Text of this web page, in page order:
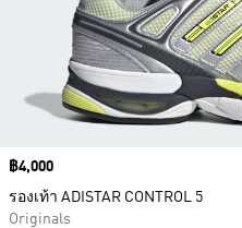
Price
฿4,000
รองเท้า ADISTAR CONTROL 5
Originals